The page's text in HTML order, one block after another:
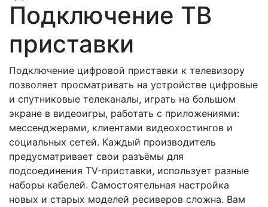
Подключение ТВ
приставки
Подключение цифровой приставки к телевизору
позволяет просматривать на устройстве цифровые
и спутниковые телеканалы, играть на большом
экране в видеоигры, работать с приложениями:
мессенджерами, клиентами видеохостингов и
социальных сетей. Каждый производитель
предусматривает свои разъёмы для
подсоединения TV-приставки, использует разные
наборы кабелей. Самостоятельная настройка
новых и старых моделей ресиверов сложна. Вам